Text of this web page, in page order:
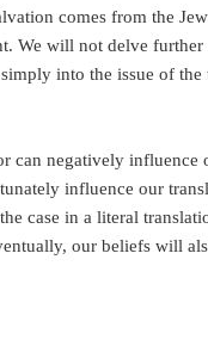
comes from the
We will not delve
into the issue of the
can negatively influence
influence our
case in a literal
our beliefs will